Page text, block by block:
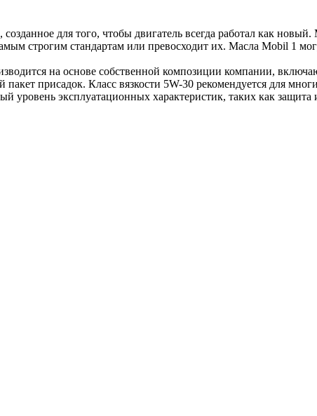
для того, чтобы двигатель всегда работал как
строгим стандартам или превосходит их. Масла Mobil 1
на основе собственной композиции компании,
присадок. Класс вязкости 5W-30 рекомендуется для
эксплуатационных характеристик, таких как защита